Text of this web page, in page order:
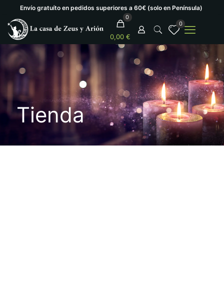
Envío gratuíto en pedidos superiores a 60€ (solo en Península)
0
0,00 €
0
Tienda